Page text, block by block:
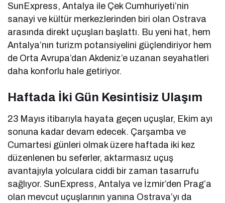
SunExpress, Antalya ile Çek Cumhuriyeti’nin
sanayi ve kültür merkezlerinden biri olan Ostrava
arasında direkt uçuşları başlattı. Bu yeni hat, hem
Antalya’nın turizm potansiyelini güçlendiriyor hem
de Orta Avrupa’dan Akdeniz’e uzanan seyahatleri
daha konforlu hale getiriyor.
Haftada İki Gün Kesintisiz Ulaşım
23 Mayıs itibarıyla hayata geçen uçuşlar, Ekim ayı
sonuna kadar devam edecek. Çarşamba ve
Cumartesi günleri olmak üzere haftada iki kez
düzenlenen bu seferler, aktarmasız uçuş
avantajıyla yolculara ciddi bir zaman tasarrufu
sağlıyor. SunExpress, Antalya ve İzmir’den Prag’a
olan mevcut uçuşlarının yanına Ostrava’yı da